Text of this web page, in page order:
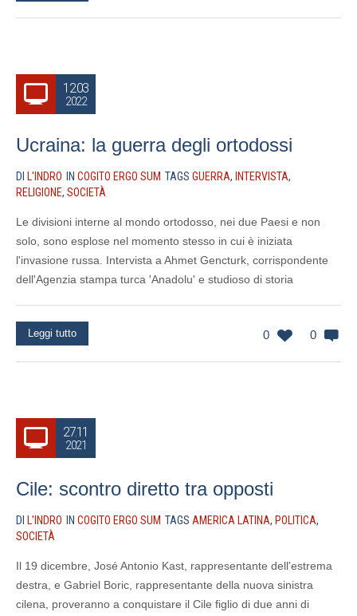
12.03
2022
Ucraina: la guerra degli ortodossi
DI L'INDRO IN COGITO ERGO SUM TAGS GUERRA, INTERVISTA,
RELIGIONE, SOCIETÀ
Le divisioni interne al mondo ortodosso, nei due Paesi e non
solo, sono esplose nel momento stesso in cui è iniziata
l'invasione russa. Intervista a Ahmet Gencturk, corrispondente
dell'Agenzia stampa turca 'Anadolu' e studioso di storia
0 0
Leggi tutto
27.11
2021
Cile: scontro diretto tra opposti
DI L'INDRO IN COGITO ERGO SUM TAGS AMERICA LATINA, POLITICA,
SOCIETÀ
Il 19 dicembre, José Antonio Kast, rappresentante dell'estrema
destra, e Gabriel Boric, rappresentante della nuova sinistra
cilena, proveranno a conquistare il Cile figlio di due anni di